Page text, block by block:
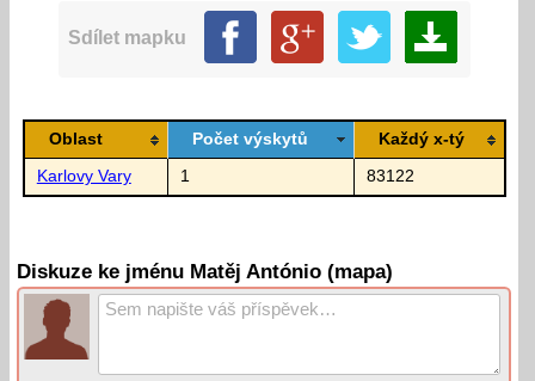
Sdílet mapku
Oblast Počet výskytů Každý x-tý
Karlovy Vary 1 83122
Diskuze ke jménu Matěj António (mapa)